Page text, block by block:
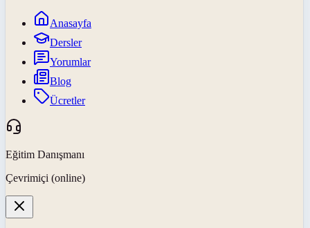
Anasayfa
Dersler
Yorumlar
Blog
Ücretler
Eğitim Danışmanı
Çevrimiçi (online)